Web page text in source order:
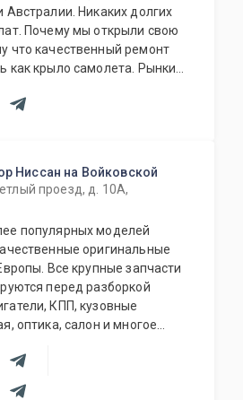
Австралии. Никаких долгих
Почему мы открыли свою
что качественный ремонт
как крыло самолета. Рынки
с живыми узлами. Мы
Ниссан на Войковской
проезд, д. 10А,
популярных моделей
оригинальные
Все крупные запчасти
перед разборкой
КПП, кузовные
оптика, салон и многое